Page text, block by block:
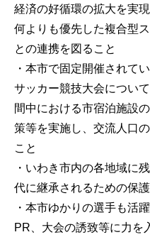
経済の好循環の拡大を実
何よりも優先した複合型
との連携を図ること
・本市で固定開催されて
サッカー競技大会につい
間中における市宿泊施設
策等を実施し、交流人口
こと
・いわき市内の各地域に
代に継承されるための保
・本市ゆかりの選手も活
PR、大会の誘致等に力を